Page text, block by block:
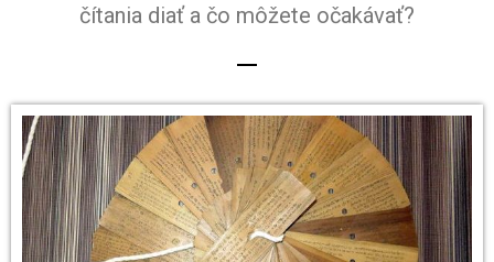
čítania diať a čo môžete očakávať?